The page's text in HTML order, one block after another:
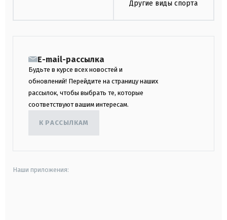
Другие виды спорта
E-mail-рассылка
Будьте в курсе всех новостей и
обновлений! Перейдите на страницу наших
рассылок, чтобы выбрать те, которые
соответствуют вашим интересам.
К РАССЫЛКАМ
Наши приложения: